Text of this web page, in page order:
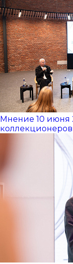
Мнение 10 июня
коллекционеров